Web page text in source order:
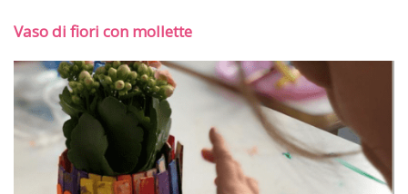
Vaso di fiori con mollette